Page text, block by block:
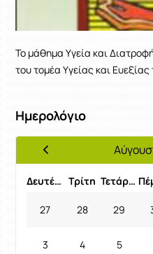
Το μάθημα Υγεία και
του τομέα Υγείας και
Ημερολόγιο
Προηγούμενος Μήνας
Δευτέρα Τρίτη Τετάρτη
27 28 29
3 4 5